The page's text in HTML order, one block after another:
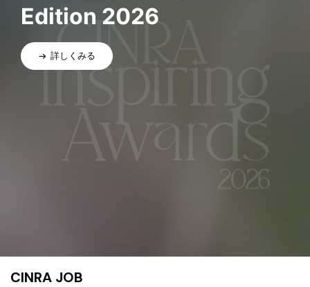
Edition 2026
詳しくみる
CINRA JOB